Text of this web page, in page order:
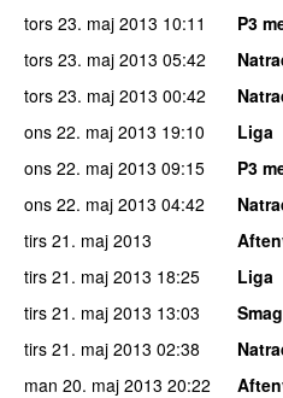
tors 23. maj 2013 10:11
P3
tors 23. maj 2013 05:42
tors 23. maj 2013 00:42
ons 22. maj 2013 19:10
Liga
ons 22. maj 2013 09:15
P3
ons 22. maj 2013 04:42
tirs 21. maj 2013
tirs 21. maj 2013 18:25
Liga
tirs 21. maj 2013 13:03
tirs 21. maj 2013 02:38
man 20. maj 2013 20:22